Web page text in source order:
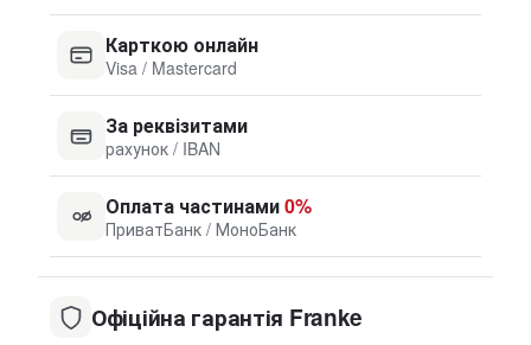
Карткою онлайн
Visa / Mastercard
За реквізитами
рахунок / IBAN
Оплата частинами0%
ПриватБанк / МоноБанк
Офіційна гарантія Franke